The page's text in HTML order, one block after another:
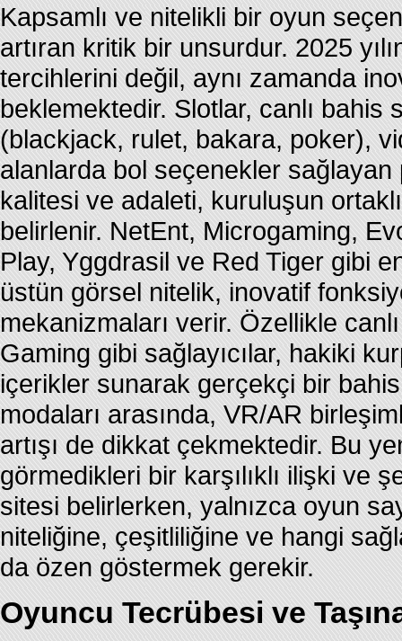
Kapsamlı ve nitelikli bir oyun
artıran kritik bir unsurdur. 2025
tercihlerini değil, aynı zamanda
beklemektedir. Slotlar, canlı bahis
(blackjack, rulet, bakara, poker),
alanlarda bol seçenekler
kalitesi ve adaleti, kuruluşun
belirlenir. NetEnt, Microgaming,
Play, Yggdrasil ve Red Tiger gibi
üstün görsel nitelik, inovatif
mekanizmaları verir. Özellikle
Gaming gibi sağlayıcılar, hakiki
içerikler sunarak gerçekçi bir
modaları arasında, VR/AR
artışı de dikkat çekmektedir. Bu
görmedikleri bir karşılıklı ilişki ve
sitesi belirlerken, yalnızca oyun
niteliğine, çeşitliliğine ve hangi
da özen göstermek gerekir.
Oyuncu Tecrübesi ve